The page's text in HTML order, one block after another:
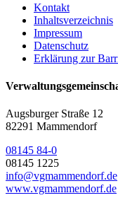
Kontakt
Inhaltsverzeichnis
Impressum
Datenschutz
Erklärung zur
Augsburger Straße 12
82291 Mammendorf
08145 84-0
08145 1225
info@vgmammendorf.de
www.vgmammendorf.de